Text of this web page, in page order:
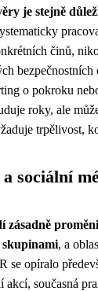
je stejně
činů,
o pokroku
roky, ale
trpělivost,
sociální
zásadně
skupinami, a
se opíralo
akcí, současná